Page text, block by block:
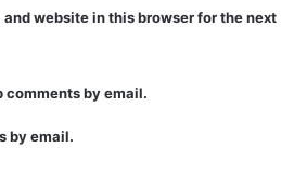
website in this browser for the next
by email.
by email.